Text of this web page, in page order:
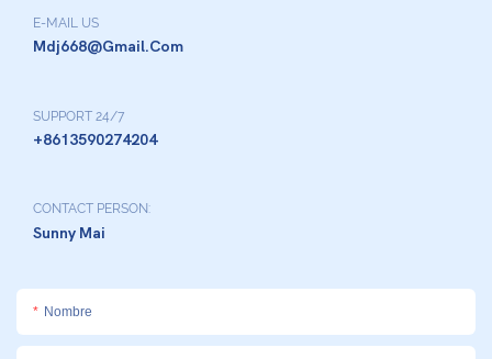
E-MAIL US
Mdj668@gmail.com
SUPPORT 24/7
+8613590274204
CONTACT PERSON:
Sunny Mai
Nombre